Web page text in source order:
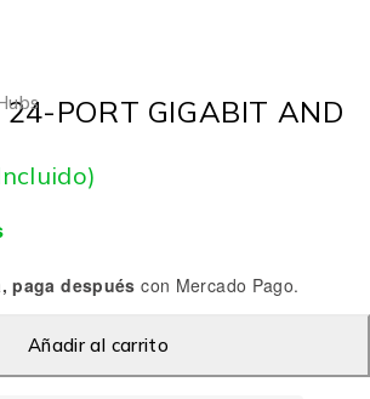
24-PORT GIGABIT AND
paga después con Mercado Pago.
Añadir al carrito